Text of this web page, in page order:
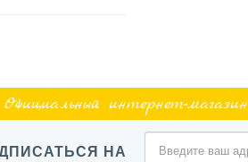
интернет-магазин
НА